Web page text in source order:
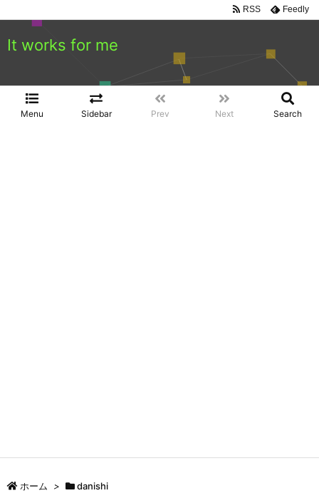
It works for me
Menu Sidebar Prev Next Search
RSS Feedly
ホーム > danishi